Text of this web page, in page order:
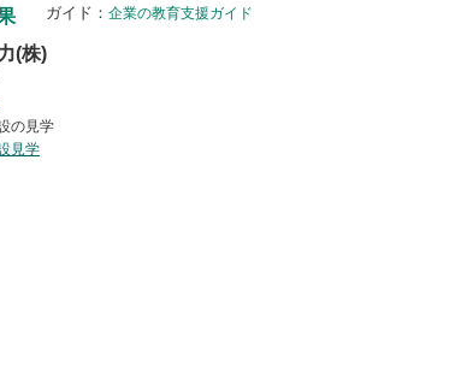
ガイド： 企業の教育支援ガイド
(株)
の見学
見学